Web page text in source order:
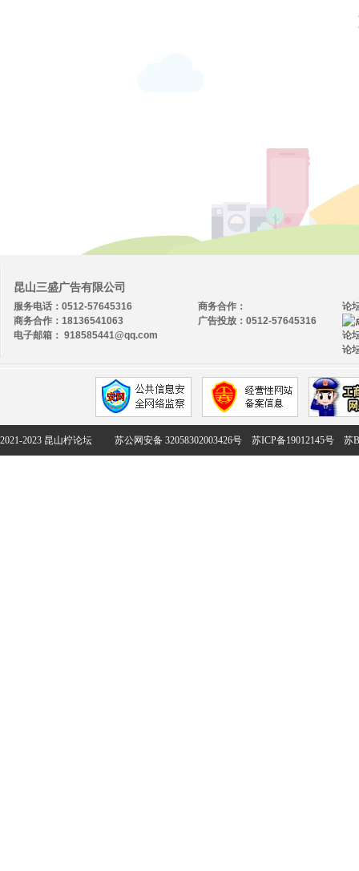
昆山三盛广告有限公司
服务电话：0512-57645316
商务合作：18136541063
电子邮箱： 918585441@qq.com
论
论
论
商务合作：
广告投放：0512-57645316
2021-2023 昆山柠论坛 苏公网安备 32058302003426号 苏ICP备19012145号 苏